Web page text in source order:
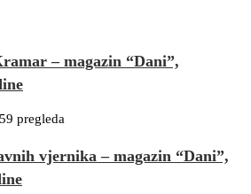
– magazin “Dani”,
59 pregleda
vjernika – magazin “Dani”,